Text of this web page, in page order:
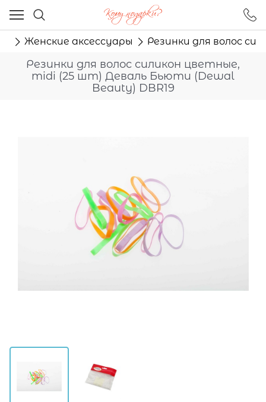
Женские аксессуары Резинки для волос
Резинки для волос силикон цветные,
midi (25 шт) Деваль Бьюти (Dewal
Beauty) DBR19
Ваш город - Москва,
угадали?
ДА НЕТ